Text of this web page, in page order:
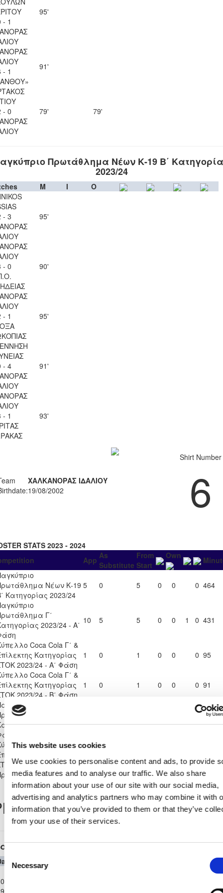
This website uses cookies
We use cookies to personalise content and ads, to provide
media features and to analyse our traffic. We also share
information about your use of our site with our social media,
advertising and analytics partners who may combine it with
information that you’ve provided to them or that they’ve
from your use of their services.
Consent
Selection
Necessary
- 1
95'
- 1
91'
- 0
79' 79'
Πρωτάθλημα Νέων Κ-19 Β΄
2023/24
M I
O
- 3
95'
- 0
90'
- 1
95'
- 4
91'
- 1
93'
ΧΑΛΚΑΝΟΡΑΣ ΙΔΑΛΙΟΥ
19/08/2002
Shirt Number
6
STATS 2023 - 2024
App As
Substitute
From
Start
Own
Νέων Κ-19
Κατηγορίας 2023/24
5 0 5 0 0 0 464
Γ΄
2023/24 - Α΄ 10 5 5 0 0 1 0 431
Coca Cola Γ΄ &
Κατηγορίας
2023/24 - Α΄ Φάση
1 0 1 0 0 0 95
Coca Cola Γ΄ &
Κατηγορίας
2023/24 - Β΄ Φάση
1 0 1 0 0 0 91
Γ΄
2023/24 - Β΄
Α΄ Όμιλος
363
Coca Cola Γ΄ &
Κατηγορίας
2023/24 -
Φάση
1 0 1 0 0 0 79
Record
Πρωτάθλημα Γ΄ Κατηγορίας 2023/24
Competition
Out
Παγκύπριο
56'